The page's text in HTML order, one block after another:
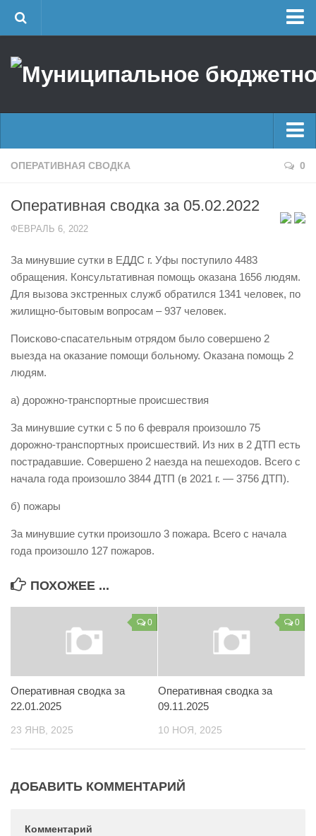
Об учреждении
Районные УГЗ
Поисково-спасательный отряд г. Уфы
Центр размещения пострадавших
Отчеты о реализации муниципальных программ
Документы
История
Виды деятельности
Обслуживание опасных производственных объектов
УГЗ рекомендует
Памятки населению
Как стать спасателем
Уголок гражданской обороны
Пресс-центр
Конкурсы
Обращения
Вакансии
Главные новости
Оперативная сводка
Половодье
ОПЕРАТИВНАЯ СВОДКА 0
Оперативная сводка за 05.02.2022
ФЕВРАЛЬ 6, 2022
За минувшие сутки в ЕДДС г. Уфы поступило 4483
обращения. Консультативная помощь оказана 1656 людям.
Для вызова экстренных служб обратился 1341 человек, по
жилищно-бытовым вопросам – 937 человек.
Поисково-спасательным отрядом было совершено 2
выезда на оказание помощи больному. Оказана помощь 2
людям.
а) дорожно-транспортные происшествия
За минувшие сутки с 5 по 6 февраля произошло 75
дорожно-транспортных происшествий. Из них в 2 ДТП есть
пострадавшие. Совершено 2 наезда на пешеходов. Всего с
начала года произошло 3844 ДТП (в 2021 г. — 3756 ДТП).
б) пожары
За минувшие сутки произошло 3 пожара. Всего с начала
года произошло 127 пожаров.
ПОХОЖЕЕ ...
0
Оперативная сводка за
22.01.2025
23 ЯНВ, 2025
0
Оперативная сводка за
09.11.2025
10 НОЯ, 2025
ДОБАВИТЬ КОММЕНТАРИЙ
Комментарий